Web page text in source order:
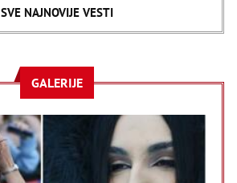
SVE NAJNOVIJE VESTI
GALERIJE